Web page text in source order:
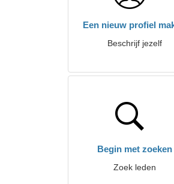
Een nieuw profiel
Beschrijf jezelf
Begin met zoeken
Zoek leden